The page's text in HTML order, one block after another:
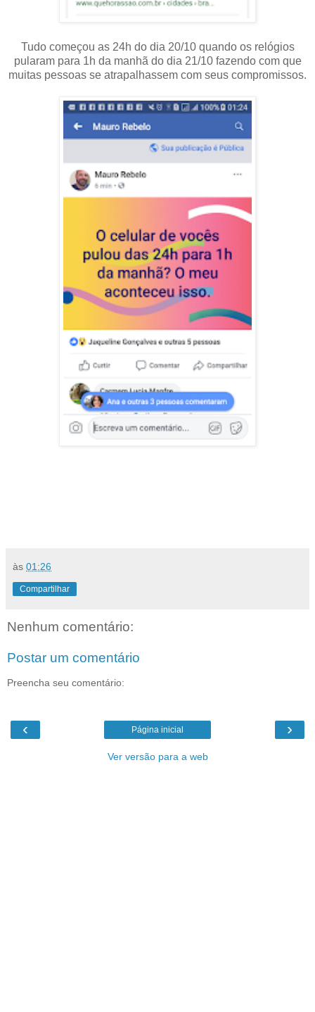
Tudo começou as 24h do dia 20/10 quando os relógios
pularam para 1h da manhã do dia 21/10 fazendo com que
muitas pessoas se atrapalhassem com seus compromissos.
às 01:26
Compartilhar
Nenhum comentário:
Postar um comentário
Preencha seu comentário:
‹ ›
Página inicial
Ver versão para a web